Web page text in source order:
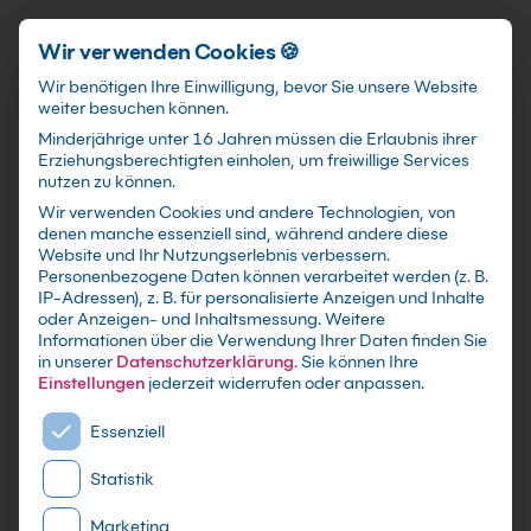
Schnellzugriff
SAP® Klassische Dynpros
in ABAP programmieren
Kurs
Individuelle Firmen-und Inhouseschulungen
nach Maß - Live Online oder in Präsenz lernen -
In kleinen Gruppen oder im gezielten
Einzelcoaching
Wir verwenden Cookies 🍪
Wir benötigen Ihre Einwilligung, bevor Sie unsere Website
weiter besuchen können.
Minderjährige unter 16 Jahren müssen die Erlaubnis ihrer
Erziehungsberechtigten einholen, um freiwillige Services
nutzen zu können.
Wir verwenden Cookies und andere Technologien, von
denen manche essenziell sind, während andere diese
Website und Ihr Nutzungserlebnis verbessern.
Personenbezogene Daten können verarbeitet werden (z. B.
IP-Adressen), z. B. für personalisierte Anzeigen und Inhalte
oder Anzeigen- und Inhaltsmessung.Weitere
Informationen über die Verwendung Ihrer Daten finden Sie
in unserer Datenschutzerklärung.Sie können Ihre
Einstellungen jederzeit widerrufen oder anpassen.
Es folgt eine Liste der Service-Gruppen, für die eine
Essenziell
Statistik
Marketing